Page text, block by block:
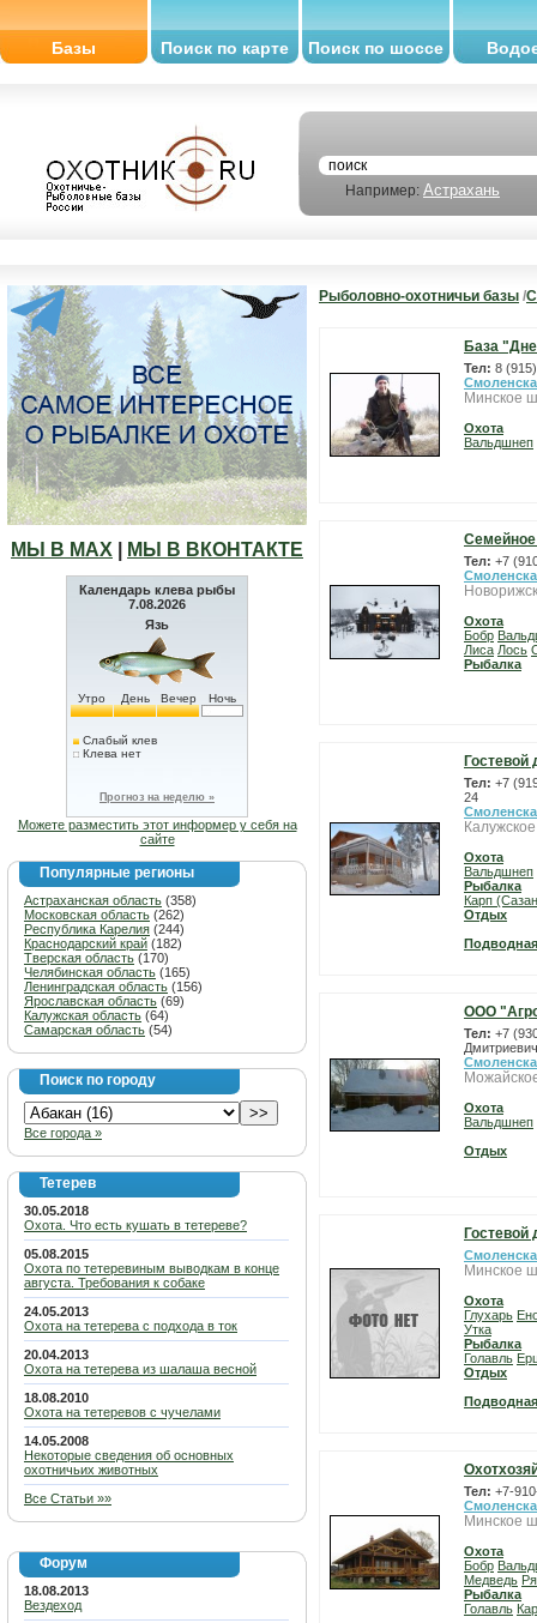
Базы Поиск по карте Поиск по шоссе
Например: Астрахань
МЫ В МАХ МЫ В ВКОНТАКТЕ
Календарь клева рыбы
7.08.2026
Язь
Утро День Вечер Ночь
Слабый клев
Клева нет
Прогноз на неделю »
Можете разместить этот информер у себя на
сайте
Популярные регионы
Астраханская область (358)
Московская область (262)
Республика Карелия (244)
Краснодарский край (182)
Тверская область (170)
Челябинская область (165)
Ленинградская область (156)
Ярославская область (69)
Калужская область (64)
Самарская область (54)
Поиск по городу
Все города »
Тетерев
30.05.2018
Охота. Что есть кушать в тетереве?
05.08.2015
Охота по тетеревиным выводкам в конце
августа. Требования к собаке
24.05.2013
Охота на тетерева с подхода в ток
20.04.2013
Охота на тетерева из шалаша весной
18.08.2010
Охота на тетеревов с чучелами
14.05.2008
Некоторые сведения об основных
охотничьих животных
Все Статьи »»
Форум
18.08.2013
Вездеход
Рыболовно-охотничьи базы /
База
Тел: 8
Минское
Охота
Вальдшнеп
Тел: +7
Охота
Бобр
Лиса Лось
Рыбалка
Тел: +7
24
Охота
Вальдшнеп
Рыбалка
Карп
Отдых
ООО
Тел: +7
Охота
Вальдшнеп
Отдых
Минское
Охота
Глухарь
Утка
Рыбалка
Голавль
Отдых
Тел: +7-
Минское
Охота
Бобр
Медведь
Рыбалка
Голавль